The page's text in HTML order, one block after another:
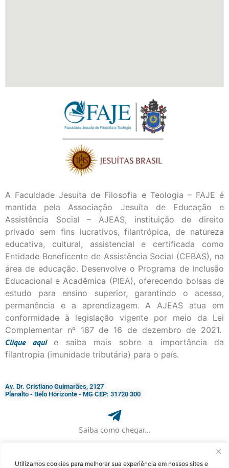
Utilizamos cookies para melhorar sua experiência em nossos sites e
A Faculdade Jesuíta de Filosofia e Teologia – FAJE é
mantida pela Associação Jesuíta de Educação e
Assistência Social – AJEAS, instituição de direito
privado sem fins lucrativos, filantrópica, de natureza
educativa, cultural, assistencial e certificada como
Entidade Beneficente de Assistência Social (CEBAS), na
área de educação. Desenvolve o Programa de Inclusão
Educacional e Acadêmica (PIEA), oferecendo bolsas de
estudo para ensino superior, garantindo o acesso,
permanência e a aprendizagem. A AJEAS atua em
conformidade à legislação vigente por meio da Lei
Complementar nº 187 de 16 de dezembro de 2021.
Cliqueaqui
e saiba mais sobre a importância da
filantropia (imunidade tributária) para o país.
Av. Dr. Cristiano Guimarães, 2127
Planalto - Belo Horizonte - MG CEP: 31720 300
Saiba como chegar...